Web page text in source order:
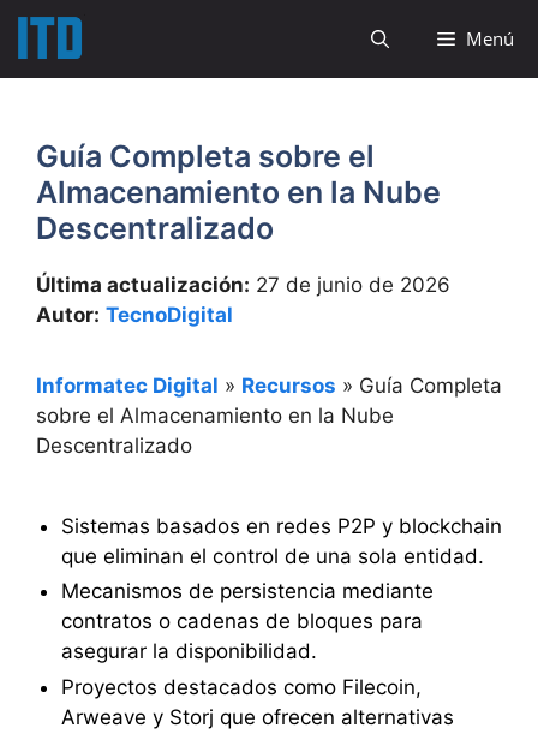
Saltar
contenido
Menú
Guía Completa sobre el
Almacenamiento en la Nube
Descentralizado
Última actualización: 27 de junio de 2026
Autor: TecnoDigital
Informatec Digital » Recursos » Guía Completa
sobre el Almacenamiento en la Nube
Descentralizado
Sistemas basados en redes P2P y blockchain
que eliminan el control de una sola entidad.
Mecanismos de persistencia mediante
contratos o cadenas de bloques para
asegurar la disponibilidad.
Proyectos destacados como Filecoin,
Arweave y Storj que ofrecen alternativas